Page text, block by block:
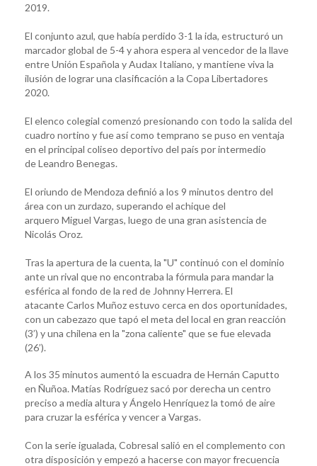
2019.
El conjunto azul, que había perdido 3-1 la ida, estructuró un
marcador global de 5-4 y ahora espera al vencedor de la llave
entre Unión Española y Audax Italiano, y mantiene viva la
ilusión de lograr una clasificación a la Copa Libertadores
2020.
El elenco colegial comenzó presionando con todo la salida del
cuadro nortino y fue así como temprano se puso en ventaja
en el principal coliseo deportivo del país por intermedio
de Leandro Benegas.
El oriundo de Mendoza definió a los 9 minutos dentro del
área con un zurdazo, superando el achique del
arquero Miguel Vargas, luego de una gran asistencia de
Nicolás Oroz.
Tras la apertura de la cuenta, la "U" continuó con el dominio
ante un rival que no encontraba la fórmula para mandar la
esférica al fondo de la red de Johnny Herrera. El
atacante Carlos Muñoz estuvo cerca en dos oportunidades,
con un cabezazo que tapó el meta del local en gran reacción
(3’) y una chilena en la "zona caliente" que se fue elevada
(26’).
A los 35 minutos aumentó la escuadra de Hernán Caputto
en Ñuñoa. Matías Rodríguez sacó por derecha un centro
preciso a media altura y Ángelo Henríquez la tomó de aire
para cruzar la esférica y vencer a Vargas.
Con la serie igualada, Cobresal salió en el complemento con
otra disposición y empezó a hacerse con mayor frecuencia